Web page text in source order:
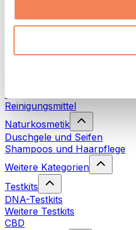
Weitere Informationen über
Wandern
Rotlichttherapie
Waschmittel
Reinigungsmittel
Naturkosmetik
Duschgele und Seifen
Shampoos und Haarpflege
Weitere Kategorien
Testkits
DNA-Testkits
Weitere Testkits
CBD